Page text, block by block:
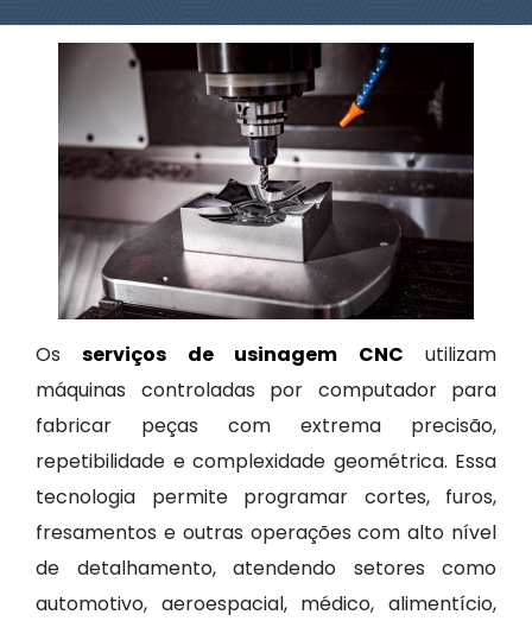
Osserviços de usinagem CNC utilizam
máquinas controladas por computador para
fabricar peças com extrema precisão,
repetibilidade e complexidade geométrica. Essa
tecnologia permite programar cortes, furos,
fresamentos e outras operações com alto nível
de detalhamento, atendendo setores como
automotivo, aeroespacial, médico, alimentício,